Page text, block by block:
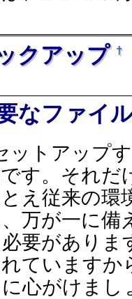
クアップ †
なファイ
ットアップ
す。それだ
え従来の環
、万が一に
要がありま
ています
心がけまし